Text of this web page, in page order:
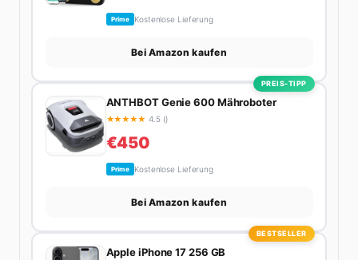
Prime Kostenlose Lieferung
Bei Amazon kaufen
PREIS-TIPP
ANTHBOT Genie 600 Mähroboter
★★★★★ 4.5 ()
€450
Prime Kostenlose Lieferung
Bei Amazon kaufen
BESTSELLER
Apple iPhone 17 256 GB